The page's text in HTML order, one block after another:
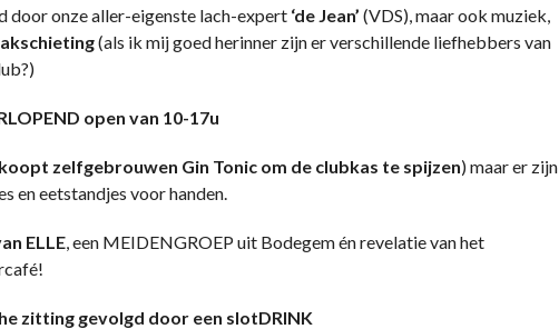
door onze aller-eigenste lach-expert ‘de Jean’ (VDS), maar ook muziek,
(als ik mij goed herinner zijn er verschillende liefhebbers van
open van 10-17u
zelfgebrouwen Gin Tonic om de clubkas te spijzen) maar er zijn
en eetstandjes voor handen.
ELLE , een MEIDENGROEP uit Bodegem én revelatie van het
zitting gevolgd door een slotDRINK